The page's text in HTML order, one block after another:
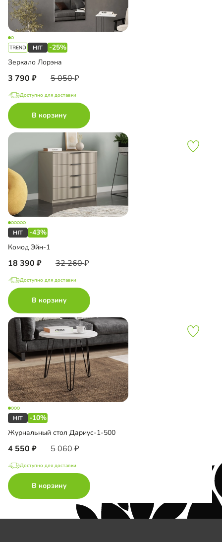
-25%
Зеркало Лорэна
3 790 5 050
Доступно для доставки
В корзину
-43%
Комод Эйн-1
18 390 32 260
Доступно для доставки
В корзину
-10%
Журнальный стол Дариус-1-500
4 550 5 060
Доступно для доставки
В корзину